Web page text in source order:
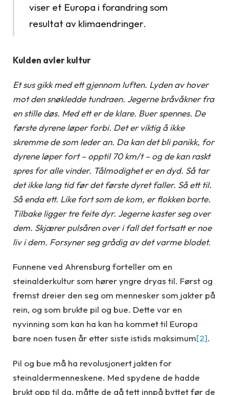
viser et Europa i forandring som
resultat av klimaendringer.
Kulden avler kultur
Et sus gikk med ett gjennom luften. Lyden av hover
mot den snøkledde tundraen. Jegerne bråvåkner fra
en stille døs. Med ett er de klare. Buer spennes. De
første dyrene løper forbi. Det er viktig å ikke
skremme de som leder an. Da kan det bli panikk, for
dyrene løper fort – opptil 70 km/t – og de kan raskt
spres for alle vinder. Tålmodighet er en dyd. Så tar
det ikke lang tid før det første dyret faller. Så ett til.
Så enda ett. Like fort som de kom, er flokken borte.
Tilbake ligger tre feite dyr. Jegerne kaster seg over
dem. Skjærer pulsåren over i fall det fortsatt er noe
liv i dem. Forsyner seg grådig av det varme blodet.
Funnene ved Ahrensburg forteller om en
steinalderkultur som hører yngre dryas til. Først og
fremst dreier den seg om mennesker som jakter på
rein, og som brukte pil og bue. Dette var en
nyvinning som kan ha kan ha kommet til Europa
bare noen tusen år etter siste istids maksimum[2].
Pil og bue må ha revolusjonert jakten for
steinaldermenneskene. Med spydene de hadde
brukt opp til da, måtte de gå tett innpå byttet før de